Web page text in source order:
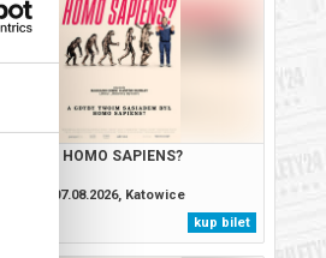
HOMO SAPIENS?
07.08.2026, Katowice
kup bilet